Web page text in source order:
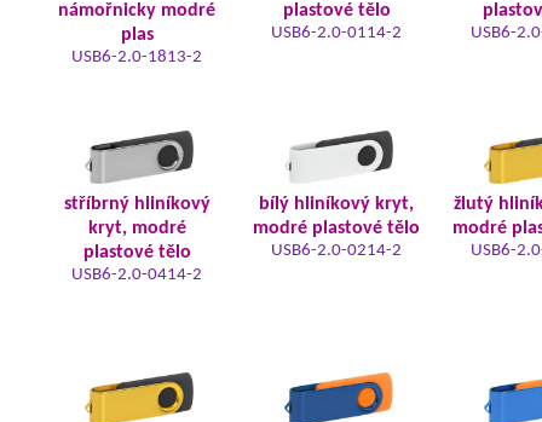
námořnicky modré
plas
USB6-2.0-1813-2
plastové tělo
USB6-2.0-0114-2 USB6-
stříbrný hliníkový
kryt, modré
plastové tělo
USB6-2.0-0414-2
bílý hliníkový kryt,
modré plastové tělo
USB6-2.0-0214-2
žlutý
modré
USB6-